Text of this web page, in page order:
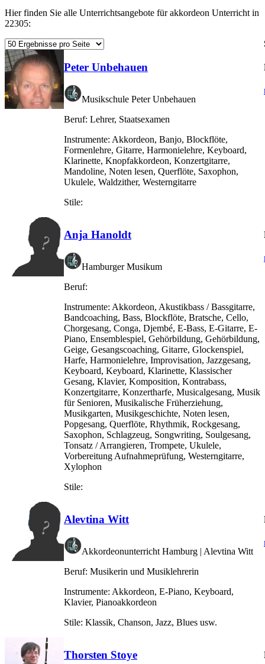
Hier finden Sie alle Unterrichtsangebote für akkordeon Unterricht in
22305:
Peter Unbehauen
Musikschule Peter Unbehauen
Beruf: Lehrer, Staatsexamen
Instrumente: Akkordeon, Banjo, Blockflöte,
Formenlehre, Gitarre, Harmonielehre, Keyboard,
Klarinette, Knopfakkordeon, Konzertgitarre,
Mandoline, Noten lesen, Querflöte, Saxophon,
Ukulele, Waldzither, Westerngitarre
Stile:
Anja Hanoldt
Hamburger Musikum
Beruf:
Instrumente: Akkordeon, Akustikbass / Bassgitarre,
Bandcoaching, Bass, Blockflöte, Bratsche, Cello,
Chorgesang, Conga, Djembé, E-Bass, E-Gitarre, E-
Piano, Ensemblespiel, Gehörbildung, Gehörbildung,
Geige, Gesangscoaching, Gitarre, Glockenspiel,
Harfe, Harmonielehre, Improvisation, Jazzgesang,
Keyboard, Keyboard, Klarinette, Klassischer
Gesang, Klavier, Komposition, Kontrabass,
Konzertgitarre, Konzertharfe, Musicalgesang, Musik
für Senioren, Musikalische Früherziehung,
Musikgarten, Musikgeschichte, Noten lesen,
Popgesang, Querflöte, Rhythmik, Rockgesang,
Saxophon, Schlagzeug, Songwriting, Soulgesang,
Tonsatz / Arrangieren, Trompete, Ukulele,
Vorbereitung Aufnahmeprüfung, Westerngitarre,
Xylophon
Stile:
Alevtina Witt
Akkordeonunterricht Hamburg | Alevtina Witt
Beruf: Musikerin und Musiklehrerin
Instrumente: Akkordeon, E-Piano, Keyboard,
Klavier, Pianoakkordeon
Stile: Klassik, Chanson, Jazz, Blues usw.
Thorsten Stoye